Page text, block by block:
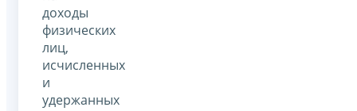
доходы
физических
лиц,
исчисленных
и
удержанных